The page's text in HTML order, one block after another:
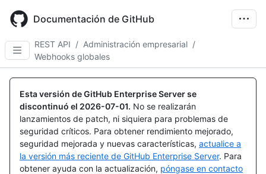
main
content
Documentación de GitHub
REST API / Administración empresarial /
Webhooks globales
Esta versión de GitHub Enterprise Server se
discontinuó el 2026-07-01. No se realizarán
lanzamientos de patch, ni siquiera para problemas de
seguridad críticos. Para obtener rendimiento mejorado,
seguridad mejorada y nuevas características, actualice a
la versión más reciente de GitHub Enterprise Server. Para
obtener ayuda con la actualización, póngase en contacto
Descripción
Descripción
Descripción
Descripción
Descripción
Descripción
Descripción
Descripción
Descripción
Descripción
Descripción
Descripción
Descripción